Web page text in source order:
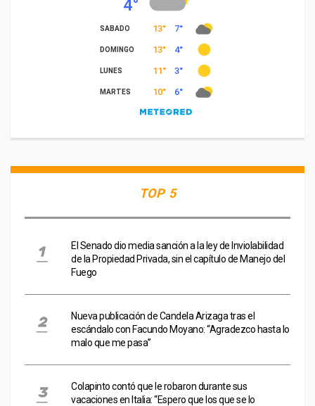
TOP 5
El Senado dio media sanción a la ley de Inviolabilidad
de la Propiedad Privada, sin el capítulo de Manejo del
Fuego
Nueva publicación de Candela Arizaga tras el
escándalo con Facundo Moyano: “Agradezco hasta lo
malo que me pasa”
Colapinto contó que le robaron durante sus
vacaciones en Italia: “Espero que los que se lo